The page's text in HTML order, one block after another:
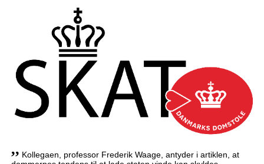
,, Kollegaen, professor Frederik Waage, antyder i artiklen, at